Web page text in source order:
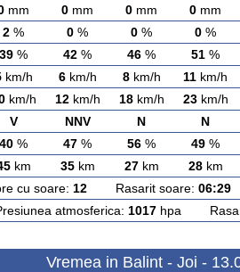
mm 0 mm 0 mm 0 mm
2 % 0 % 0 % 0 %
39 % 42 % 46 % 51 %
km/h 6km/h 8km/h 11 km/h
km/h 12km/h 18km/h 23km/h
V NNV N N
40 % 47 % 56 % 49 %
km 35km 27km 28km
cu soare: 12Rasarit soare: 06:29
atmosferica: 1017hpa
Vremea in Balint - Joi -